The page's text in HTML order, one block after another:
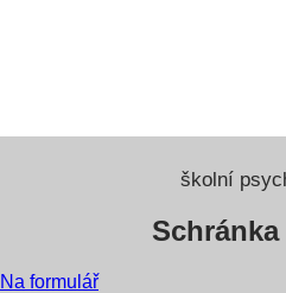
školní
Na formulář